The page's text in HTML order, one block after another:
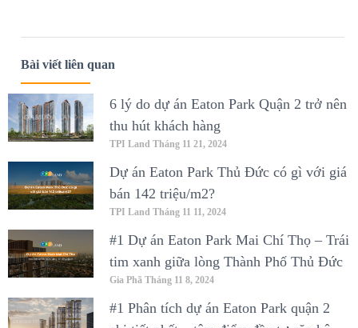
Bài viết liên quan
6 lý do dự án Eaton Park Quận 2 trở nên
thu hút khách hàng
TPI Land Tháng 11 21, 2024
Dự án Eaton Park Thủ Đức có gì với giá
bán 142 triệu/m2?
TPI Land Tháng 11 11, 2024
#1 Dự án Eaton Park Mai Chí Thọ – Trái
tim xanh giữa lòng Thành Phố Thủ Đức
Gia Phã Tháng 11 8, 2024
#1 Phân tích dự án Eaton Park quận 2